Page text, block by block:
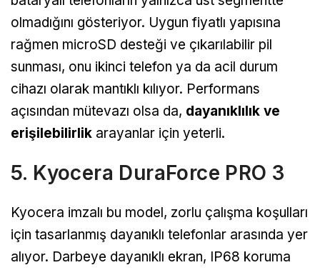
olmadığını gösteriyor. Uygun fiyatlı yapısına
rağmen microSD desteği ve çıkarılabilir pil
sunması, onu ikinci telefon ya da acil durum
cihazı olarak mantıklı kılıyor. Performans
açısından mütevazı olsa da, dayanıklılık ve
erişilebilirlik arayanlar için yeterli.
5. Kyocera DuraForce PRO 3
Kyocera imzalı bu model, zorlu çalışma koşulları
için tasarlanmış dayanıklı telefonlar arasında yer
alıyor. Darbeye dayanıklı ekran, IP68 koruma